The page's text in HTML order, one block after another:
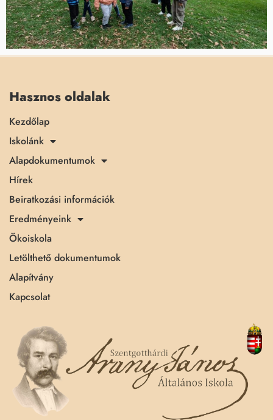
Hasznos oldalak
Kezdőlap
Iskolánk
Alapdokumentumok
Hírek
Beiratkozási információk
Eredményeink
Ökoiskola
Letölthető dokumentumok
Alapítvány
Kapcsolat